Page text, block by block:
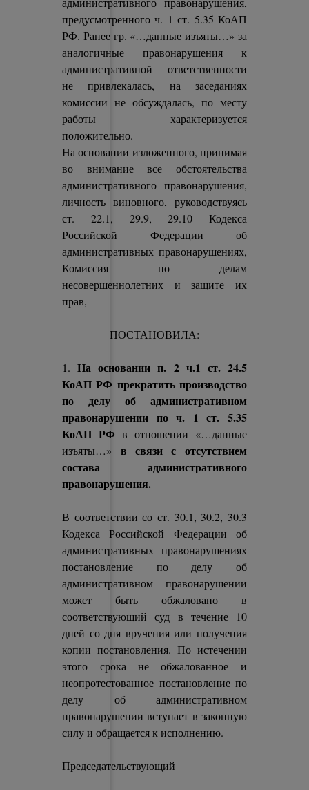
предусмотренного ч. 1 ст. 5.35 КоАП
РФ. Ранее гр. «…данные изъяты…» за
аналогичные правонарушения к
административной ответственности
не привлекалась, на заседаниях
комиссии не обсуждалась, по месту
работы характеризуется
положительно.
На основании изложенного, принимая
во внимание все обстоятельства
административного правонарушения,
личность виновного, руководствуясь
ст. 22.1, 29.9, 29.10 Кодекса
Российской Федерации об
административных правонарушениях,
Комиссия по делам
несовершеннолетних и защите их
прав,
ПОСТАНОВИЛА:
1.На основании п. 2 ч.1 ст. 24.5
КоАП РФ прекратить производство
по делу об административном
правонарушении по ч. 1 ст. 5.35
КоАП РФ в отношении «…данные
изъяты…» в связи с отсутствием
состава административного
правонарушения.
В соответствии со ст. 30.1, 30.2, 30.3
Кодекса Российской Федерации об
административных правонарушениях
постановление по делу об
административном правонарушении
может быть обжаловано в
соответствующий суд в течение 10
дней со дня вручения или получения
копии постановления. По истечении
этого срока не обжалованное и
неопротестованное постановление по
делу об административном
правонарушении вступает в законную
силу и обращается к исполнению.
Председательствующий